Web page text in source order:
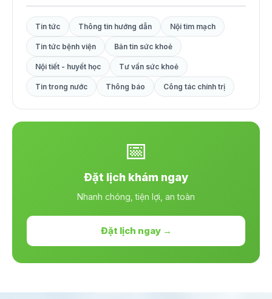
Tin tức Thông tin hướng dẫn Nội tim mạch
Tin tức bệnh viện Bản tin sức khoẻ
Nội tiết - huyết học Tư vấn sức khoẻ
Tin trong nước Thông báo Công tác chính trị
📅
Đặt lịch khám ngay
Nhanh chóng, tiện lợi, an toàn
Đặt lịch ngay →